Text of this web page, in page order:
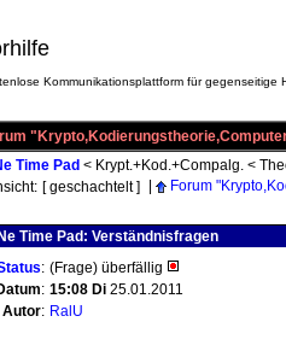
Kommunikationsplattform für gegenseitige
Time Pad < Krypt.+Kod.+Compalg. <
[ geschachtelt ] Forum
Time Pad: Verständnisfragen
: (Frage) überfällig
: 15:08 Di 25.01.2011
Autor: RalU